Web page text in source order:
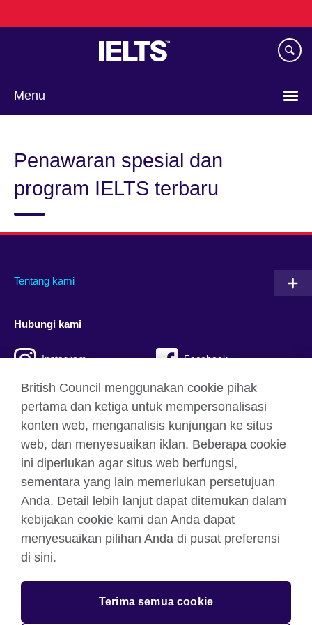
to
Menu
Penawaran spesial dan
program IELTS terbaru
Tentang kami
Hubungi kami
Instagram Facebook
Twitter TikTok
British Council global
Kerahasiaan dan Ketentuan
Cookie
Peta situs
© 2026 British Council
di Indonesia untuk hubungan kebudayaan dan kesempatan
pendidikan yang didirikan oleh British Council Holdings di
Inggris. Disahkan oleh Kementrian Hukum dan Hak Asasi
British Council menggunakan cookie pihak
pertama dan ketiga untuk mempersonalisasi
konten web, menganalisis kunjungan ke situs
web, dan menyesuaikan iklan. Beberapa cookie
ini diperlukan agar situs web berfungsi,
sementara yang lain memerlukan persetujuan
Anda. Detail lebih lanjut dapat ditemukan dalam
kebijakan cookie kami dan Anda dapat
menyesuaikan pilihan Anda di pusat preferensi
di sini.
Terima semua cookie